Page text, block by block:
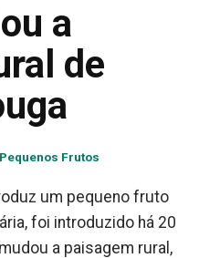
a
de
Pequenos Frutos
um pequeno fruto
foi introduzido há 20
a paisagem rural,